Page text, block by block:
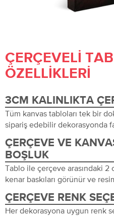
ÇERÇEVELI
ÖZELLIKLERI
3CM KALINLIKTA
Tüm kanvas tabloları tek bir
sipariş edebilir dekorasyonda
ÇERÇEVE VE
BOŞLUK
Tablo ile çerçeve arasındaki 2
kenar baskıları görünür ve
ÇERÇEVE RENK
Her dekorasyona uygun renk